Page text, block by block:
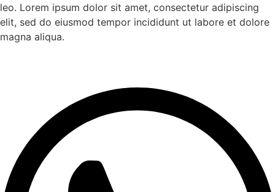
leo. Lorem ipsum dolor sit amet, consectetur adipiscing
elit, sed do eiusmod tempor incididunt ut labore et dolore
magna aliqua.